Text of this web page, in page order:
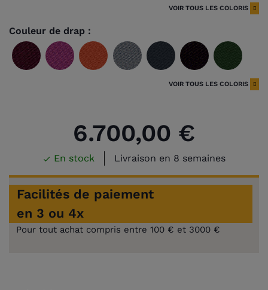
VOIR TOUS LES COLORIS
Couleur de drap :
Wine Fushia Orange Gris
Gris
ardoise
Noir
Rouge BordeauxBleu
Bleu
électrique
Bleu
pétrole
Spruce Camel
VOIR TOUS LES COLORIS
6.700,00 €
 En stock Livraison en 8 semaines
Facilités de paiement
en 3 ou 4x
Pour tout achat compris entre 100 € et 3000 €